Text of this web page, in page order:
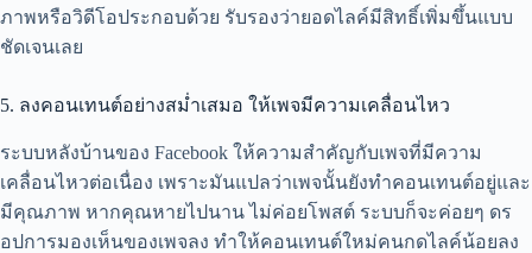
ภาพหรือวิดีโอประกอบด้วย รับรองว่ายอดไลค์มีสิทธิ์เพิ่มขึ้นแบบ
ชัดเจนเลย
5. ลงคอนเทนต์อย่างสม่ำเสมอ ให้เพจมีความเคลื่อนไหว
ระบบหลังบ้านของ Facebook ให้ความสำคัญกับเพจที่มีความ
เคลื่อนไหวต่อเนื่อง เพราะมันแปลว่าเพจนั้นยังทำคอนเทนต์อยู่และ
มีคุณภาพ หากคุณหายไปนาน ไม่ค่อยโพสต์ ระบบก็จะค่อยๆ ดร
อปการมองเห็นของเพจลง ทำให้คอนเทนต์ใหม่คนกดไลค์น้อยลง